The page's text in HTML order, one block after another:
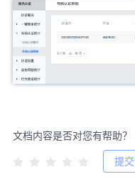
文档内容是否对您有帮助？
提